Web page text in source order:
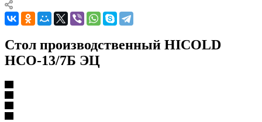
Стол производственный HICOLD
НСО-13/7Б ЭЦ